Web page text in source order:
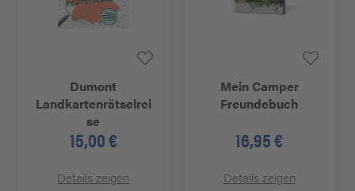
Dumont
Landkartenrätselrei
se
15,00 €
Details zeigen
Mein Camper
Freundebuch
16,95 €
Details zeigen